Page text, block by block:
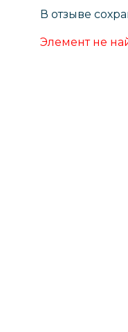
В отзыве
Элемент не